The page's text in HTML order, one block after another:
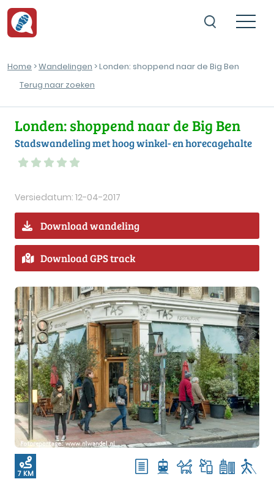
Home >Wandelingen > Londen: shoppend naar de Big Ben
Terug naar zoeken
Londen: shoppend naar de Big Ben
Stadswandeling met hoog winkel- en horecagehalte
Versiedatum: 12-04-2017
Download wandeling
Download GPS track
7 KM